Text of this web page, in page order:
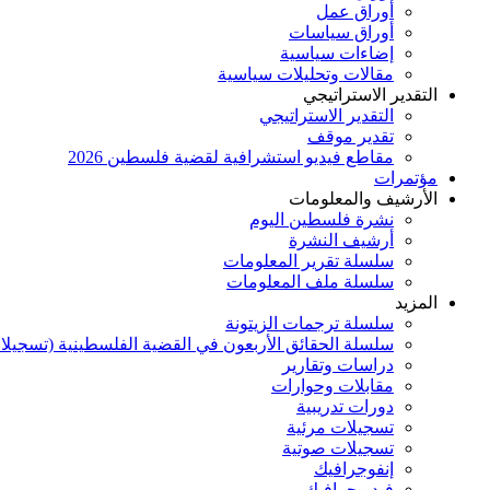
أوراق عمل
أوراق سياسات
إضاءات سياسية
مقالات وتحليلات سياسية
التقدير الاستراتيجي
التقدير الاستراتيجي
تقدير موقف
مقاطع فيديو استشرافية لقضية فلسطين 2026
مؤتمرات
الأرشيف والمعلومات
نشرة فلسطين اليوم
أرشيف النشرة
سلسلة تقرير المعلومات
سلسلة ملف المعلومات
المزيد
سلسلة ترجمات الزيتونة
سلسلة الحقائق الأربعون في القضية الفلسطينية
دراسات وتقارير
مقابلات وحوارات
دورات تدريبية
تسجيلات مرئية
تسجيلات صوتية
إنفوجرافيك